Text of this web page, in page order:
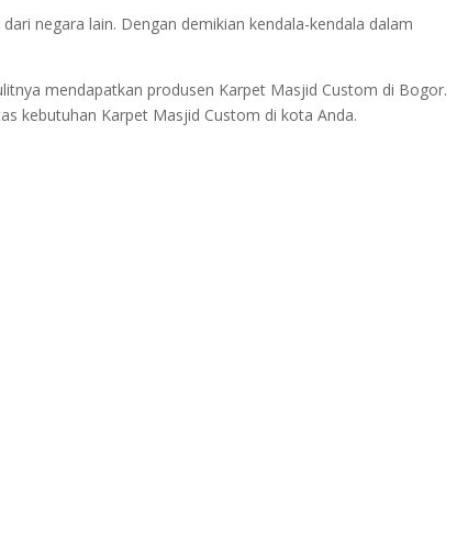
negara lain. Dengan demikian kendala-kendala dalam
mendapatkan produsen Karpet Masjid Custom di Bogor.
kebutuhan Karpet Masjid Custom di kota Anda.